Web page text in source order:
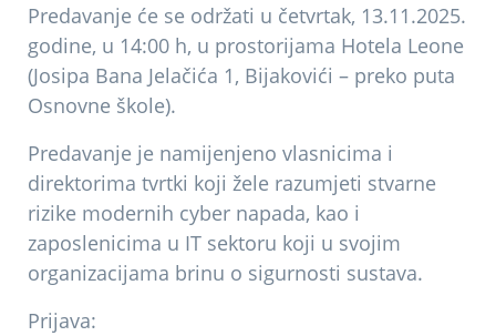
Predavanje će se održati u četvrtak, 13.11.2025.
godine, u 14:00 h, u prostorijama Hotela Leone
(Josipa Bana Jelačića 1, Bijakovići – preko puta
Osnovne škole).
Predavanje je namijenjeno vlasnicima i
direktorima tvrtki koji žele razumjeti stvarne
rizike modernih cyber napada, kao i
zaposlenicima u IT sektoru koji u svojim
organizacijama brinu o sigurnosti sustava.
Prijava: